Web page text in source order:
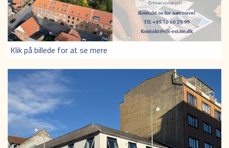
Klik på billede for at se mere